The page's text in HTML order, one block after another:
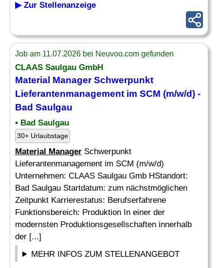
▶ Zur Stellenanzeige
Job am 11.07.2026 bei Neuvoo.com gefunden
CLAAS Saulgau GmbH
Material ManagerSchwerpunkt
Lieferantenmanagement im SCM (m/w/d) -
Bad Saulgau
• Bad Saulgau
30+ Urlaubstage
Material Manager Schwerpunkt
Lieferantenmanagement im SCM (m/w/d)
Unternehmen: CLAAS Saulgau Gmb HStandort:
Bad Saulgau Startdatum: zum nächstmöglichen
Zeitpunkt Karrierestatus: Berufserfahrene
Funktionsbereich: Produktion In einer der
modernsten Produktionsgesellschaften innerhalb
der [...]
MEHR INFOS ZUM STELLENANGEBOT